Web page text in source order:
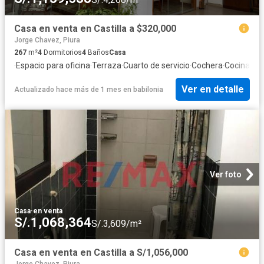
Casa en venta en Castilla a $320,000
Jorge Chavez, Piura
267 m²4 Dormitorios4 BañosCasa
·Espacio para oficina·Terraza·Cuarto de servicio·Cochera·Cocina
Actualizado hace más de 1 mes en babilonia Ver en detalle
Ver foto
Casa·en venta
S/.1,068,364S/.3,609/m²
Casa en venta en Castilla a S/1,056,000